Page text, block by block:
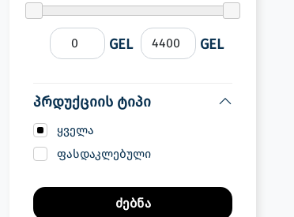
GEL GEL
პრდუქციის ტიპი
ყველა
ფასდაკლებული
ძებნა